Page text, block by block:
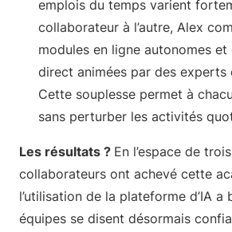
emplois du temps varient
collaborateur à l’autre, Alex
modules en ligne autonomes et
direct animées par des experts
Cette souplesse permet à
sans perturber les activités
Les résultats ? En l’espace de
collaborateurs ont achevé cette
l’utilisation de la plateforme d’IA a
équipes se disent désormais